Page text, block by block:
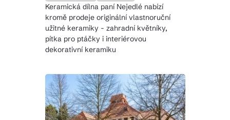
Keramická dílna paní Nejedlé nabízí
kromě prodeje originální vlastnoruční
užitné keramiky - zahradní květníky,
pítka pro ptáčky i interiérovou
dekorativní keramiku